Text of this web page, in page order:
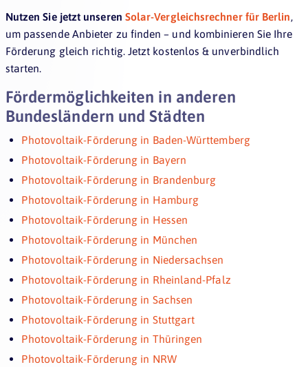
Nutzen Sie jetzt unseren Solar-Vergleichsrechner für Berlin,
um passende Anbieter zu finden – und kombinieren Sie Ihre
Förderung gleich richtig. Jetzt kostenlos & unverbindlich
starten.
Fördermöglichkeiten in anderen
Bundesländern und Städten
Photovoltaik-Förderung in Baden-Württemberg
Photovoltaik-Förderung in Bayern
Photovoltaik-Förderung in Brandenburg
Photovoltaik-Förderung in Hamburg
Photovoltaik-Förderung in Hessen
Photovoltaik-Förderung in München
Photovoltaik-Förderung in Niedersachsen
Photovoltaik-Förderung in Rheinland-Pfalz
Photovoltaik-Förderung in Sachsen
Photovoltaik-Förderung in Stuttgart
Photovoltaik-Förderung in Thüringen
Photovoltaik-Förderung in NRW